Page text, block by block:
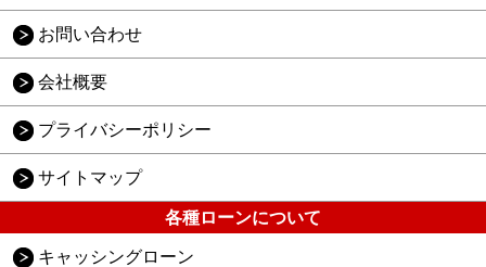
お問い合わせ
会社概要
プライバシーポリシー
サイトマップ
各種ローンについて
キャッシングローン